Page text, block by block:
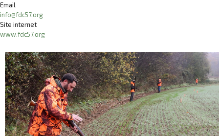
Email
info@fdc57.org
Site internet
www.fdc57.org